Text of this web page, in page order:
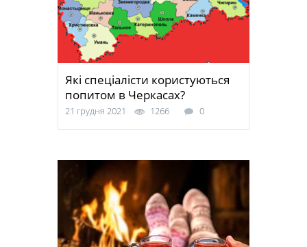
Які спеціалісти користуються
попитом в Черкасах?
21 грудня 2021 1266 0